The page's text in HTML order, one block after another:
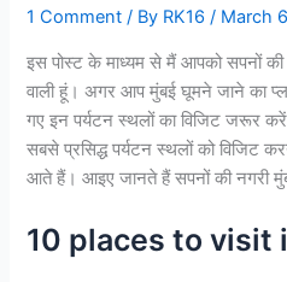
1 Comment / By RK16/ March
इस पोस्ट के माध्यम से मैं आपको सपनों की
वाली हूं। अगर आप मुंबई घूमने जाने का
गए इन पर्यटन स्थलों का विजिट जरूर
सबसे प्रसिद्ध पर्यटन स्थलों को विजिट
आते हैं। आइए जानते हैं सपनों की नगरी
10 places to visit